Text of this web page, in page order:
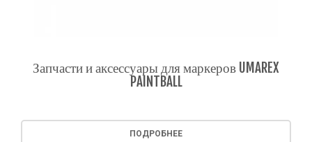
Запчасти и аксессуары для маркеров UMAREX
PAINTBALL
ПОДРОБНЕЕ